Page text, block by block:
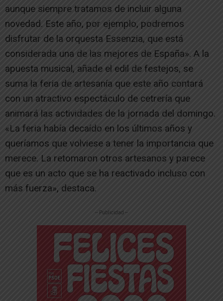
aunque siempre tratamos de incluir alguna
novedad. Este año, por ejemplo, podremos
disfrutar de la orquesta Essenzia, que está
considerada una de las mejores de España». A la
apuesta musical, añade el edil de festejos, se
suma la feria de artesanía que este año contará
con un atractivo espectáculo de cetrería que
animará las actividades de la jornada del domingo.
«La feria había decaído en los últimos años y
queríamos que volviese a tener la importancia que
merece. La retomaron otros artesanos y parece
que es un acto que se ha reactivado incluso con
más fuerza», destaca.
-- Publicidad --